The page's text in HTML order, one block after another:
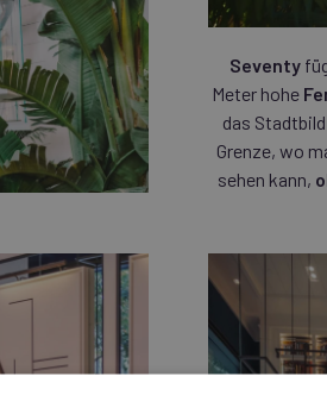
Seventy
Meter hohe
das
Grenze, wo
sehen kann,